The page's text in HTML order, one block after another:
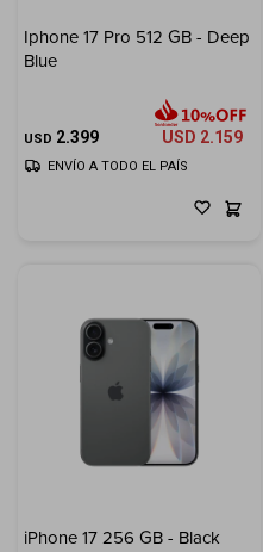
Iphone 17 Pro 512 GB - Deep
Blue
USD 2.399 USD 2.159
ENVÍO A TODO EL PAÍS
iPhone 17 256 GB - Black